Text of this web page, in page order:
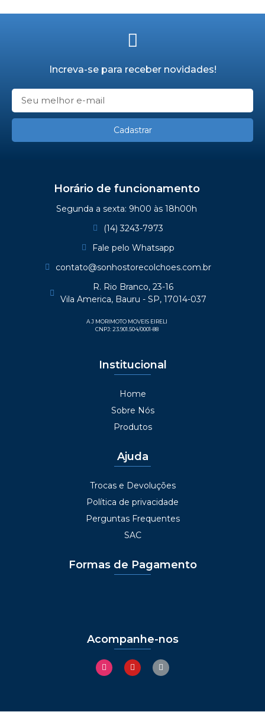
Increva-se para receber novidades!
Cadastrar
Horário de funcionamento
Segunda a sexta: 9h00 às 18h00h
(14) 3243-7973
Fale pelo Whatsapp
contato@sonhostorecolchoes.com.br
R. Rio Branco, 23-16
Vila America, Bauru - SP, 17014-037
A J MORIMOTO MOVEIS EIRELI
CNPJ: 23.901.504/0001-88
Institucional
Home
Sobre Nós
Produtos
Ajuda
Trocas e Devoluções
Política de privacidade
Perguntas Frequentes
SAC
Formas de Pagamento
Acompanhe-nos